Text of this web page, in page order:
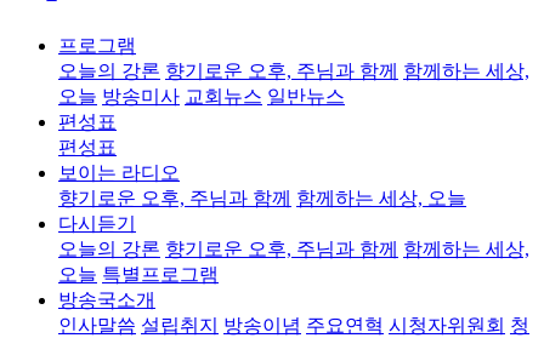
프로그램
오늘의 강론 향기로운 오후, 주님과 함께 함께하는 세상,
오늘 방송미사 교회뉴스 일반뉴스
편성표
편성표
보이는 라디오
향기로운 오후, 주님과 함께 함께하는 세상, 오늘
다시듣기
오늘의 강론 향기로운 오후, 주님과 함께 함께하는 세상,
오늘 특별프로그램
방송국소개
인사말씀 설립취지 방송이념 주요연혁 시청자위원회 청